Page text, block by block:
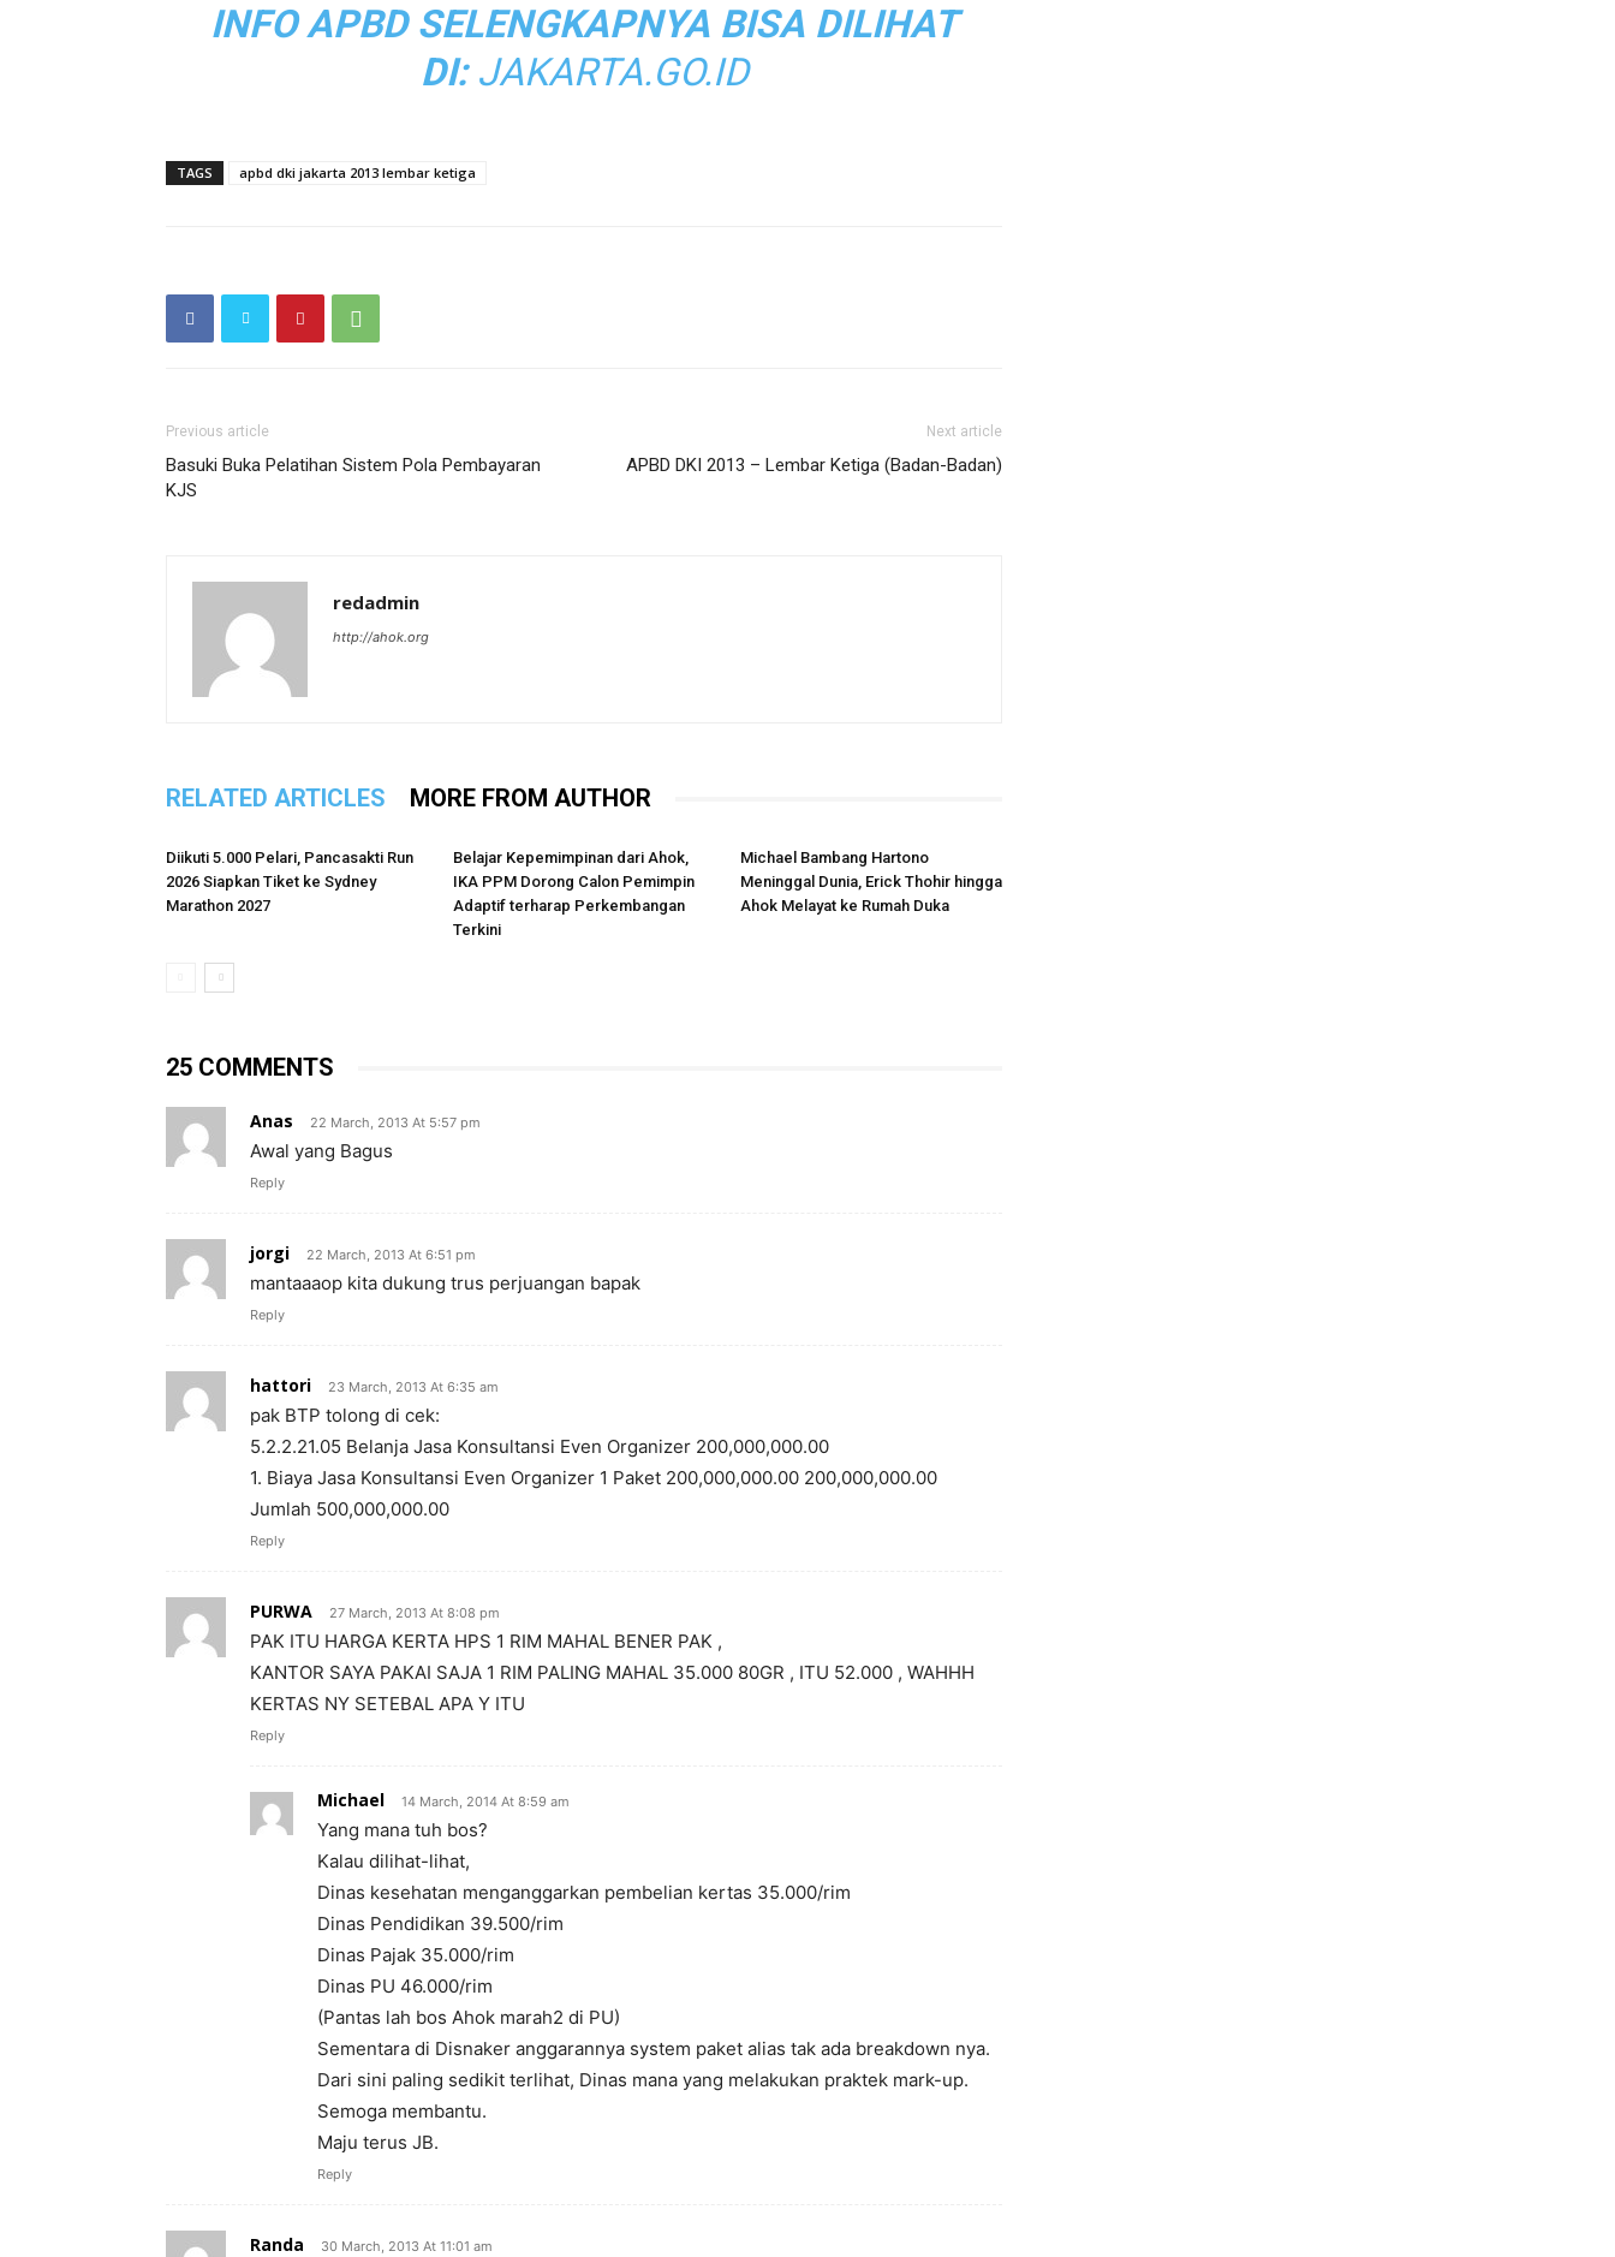
INFO APBD SELENGKAPNYA BISA DILIHAT
DI: JAKARTA.GO.ID
TAGS apbd dki jakarta 2013 lembar ketiga
Previous article
Basuki Buka Pelatihan Sistem Pola Pembayaran
KJS
Next article
APBD DKI 2013 – Lembar Ketiga (Badan-Badan)
redadmin
http://ahok.org
RELATED ARTICLES MORE FROM AUTHOR
Diikuti 5.000 Pelari, Pancasakti Run
2026 Siapkan Tiket ke Sydney
Marathon 2027
Belajar Kepemimpinan dari Ahok,
IKA PPM Dorong Calon Pemimpin
Adaptif terharap Perkembangan
Terkini
Michael Bambang Hartono
Meninggal Dunia, Erick Thohir hingga
Ahok Melayat ke Rumah Duka
25 COMMENTS
Anas 22 March, 2013 At 5:57 pm
Awal yang Bagus
Reply
jorgi 22 March, 2013 At 6:51 pm
mantaaaop kita dukung trus perjuangan bapak
Reply
hattori 23 March, 2013 At 6:35 am
pak BTP tolong di cek:
5.2.2.21.05 Belanja Jasa Konsultansi Even Organizer 200,000,000.00
1. Biaya Jasa Konsultansi Even Organizer 1 Paket 200,000,000.00 200,000,000.00
Jumlah 500,000,000.00
Reply
PURWA 27 March, 2013 At 8:08 pm
PAK ITU HARGA KERTA HPS 1 RIM MAHAL BENER PAK ,
KANTOR SAYA PAKAI SAJA 1 RIM PALING MAHAL 35.000 80GR , ITU 52.000 , WAHHH
KERTAS NY SETEBAL APA Y ITU
Reply
Michael 14 March, 2014 At 8:59 am
Yang mana tuh bos?
Kalau dilihat-lihat,
Dinas kesehatan menganggarkan pembelian kertas 35.000/rim
Dinas Pendidikan 39.500/rim
Dinas Pajak 35.000/rim
Dinas PU 46.000/rim
(Pantas lah bos Ahok marah2 di PU)
Sementara di Disnaker anggarannya system paket alias tak ada breakdown nya.
Dari sini paling sedikit terlihat, Dinas mana yang melakukan praktek mark-up.
Semoga membantu.
Maju terus JB.
Reply
Randa 30 March, 2013 At 11:01 am